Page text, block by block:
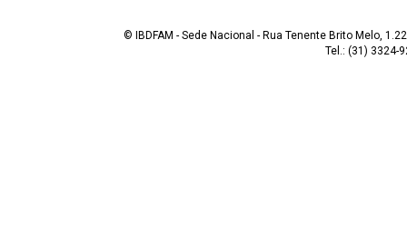
© IBDFAM - Sede Nacional - Rua Tenente Brito Melo,
Tel.: (31) 3324-